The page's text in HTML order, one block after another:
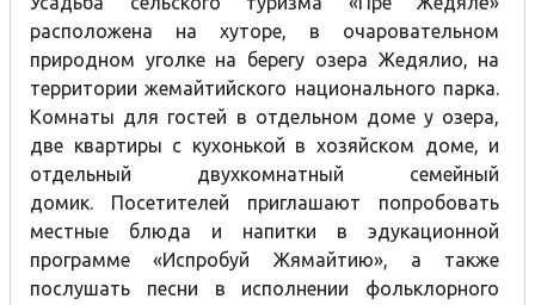
расположена на хуторе, в очаровательном
природном уголке на берегу озера Жедялио, на
территории жемайтийского национального парка.
Комнаты для гостей в отдельном доме у озера,
две квартиры с кухонькой в хозяйском доме, и
отдельный двухкомнатный семейный
домик.
Посетителей приглашают попробовать
местные блюда и напитки в эдукационной
программе «Испробуй Жямайтию», а также
послушать песни в исполнении фольклорного